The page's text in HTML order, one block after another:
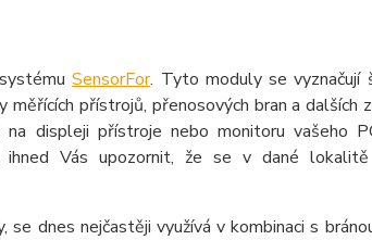
SensorFor. Tyto moduly se vyznačují
přístrojů, přenosových bran a dalších
displeji přístroje nebo monitoru vašeho
Vás upozornit, že se v dané
dnes nejčastěji využívá v kombinaci s